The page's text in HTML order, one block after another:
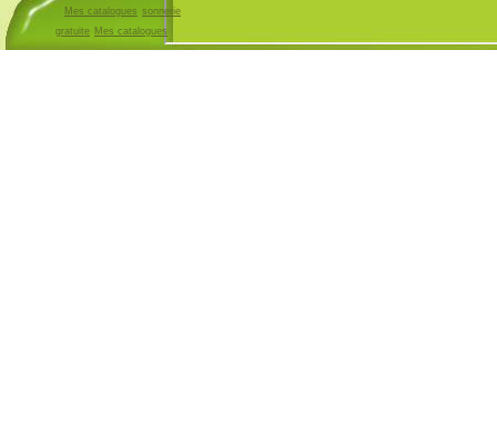
Mes catalogues sonnerie
gratuite Mes catalogues